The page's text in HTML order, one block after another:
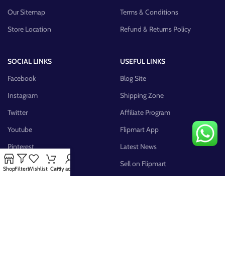
Our Sitemap
Store Location
Terms & Conditions
Refund & Returns Policy
SOCIAL LINKS
Facebook
Instagram
Twitter
Youtube
Pinterest
FB Group
USEFUL LINKS
Blog Site
Shipping Zone
Affiliate Program
Flipmart App
Latest News
Sell on Flipmart
ShopFiltersWishlist CartMy account